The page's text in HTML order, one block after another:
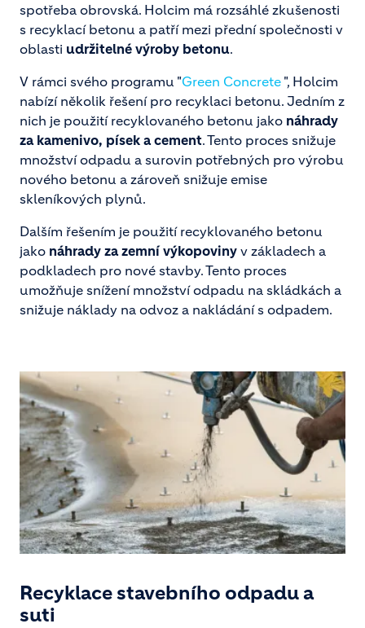
spotřeba obrovská. Holcim má rozsáhlé zkušenosti
s recyklací betonu a patří mezi přední společnosti v
oblasti udržitelné výroby betonu.
V rámci svého programu "Green Concrete ", Holcim
nabízí několik řešení pro recyklaci betonu. Jedním z
nich je použití recyklovaného betonu jako náhrady
za kamenivo, písek a cement. Tento proces snižuje
množství odpadu a surovin potřebných pro výrobu
nového betonu a zároveň snižuje emise
skleníkových plynů.
Dalším řešením je použití recyklovaného betonu
jako náhrady za zemní výkopoviny v základech a
podkladech pro nové stavby. Tento proces
umožňuje snížení množství odpadu na skládkách a
snižuje náklady na odvoz a nakládání s odpadem.
Recyklace stavebního odpadu a
suti